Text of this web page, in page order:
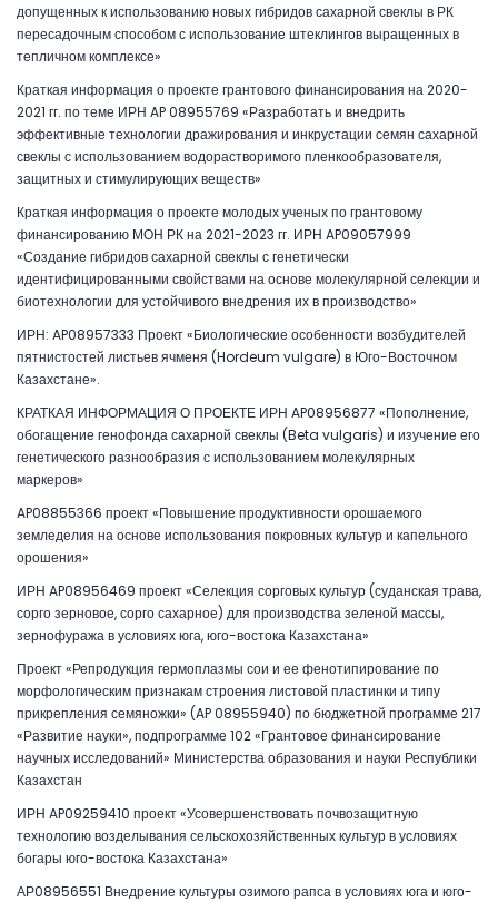
допущенных к использованию новых гибридов сахарной свеклы в РК
пересадочным способом с использование штеклингов выращенных в
тепличном комплексе»
Краткая информация о проекте грантового финансирования на 2020-
2021 гг. по теме ИРН AP 08955769 «Разработать и внедрить
эффективные технологии дражирования и инкрустации семян сахарной
свеклы с использованием водорастворимого пленкообразователя,
защитных и стимулирующих веществ»
Краткая информация о проекте молодых ученых по грантовому
финансированию МОН РК на 2021-2023 гг. ИРН AP09057999
«Создание гибридов сахарной свеклы с генетически
идентифицированными свойствами на основе молекулярной селекции и
биотехнологии для устойчивого внедрения их в производство»
ИРН: AP08957333 Проект «Биологические особенности возбудителей
пятнистостей листьев ячменя (Hordeum vulgare) в Юго-Восточном
Казахстане».
КРАТКАЯ ИНФОРМАЦИЯ О ПРОЕКТЕ ИРН AP08956877 «Пополнение,
обогащение генофонда сахарной свеклы (Beta vulgaris) и изучение его
генетического разнообразия с использованием молекулярных
маркеров»
AP08855366 проект «Повышение продуктивности орошаемого
земледелия на основе использования покровных культур и капельного
орошения»
ИРН AP08956469 проект «Селекция сорговых культур (суданская трава,
сорго зерновое, сорго сахарное) для производства зеленой массы,
зернофуража в условиях юга, юго-востока Казахстана»
Проект «Репродукция гермоплазмы сои и ее фенотипирование по
морфологическим признакам строения листовой пластинки и типу
прикрепления семяножки» (AP 08955940) по бюджетной программе 217
«Развитие науки», подпрограмме 102 «Грантовое финансирование
научных исследований» Министерства образования и науки Республики
Казахстан
ИРН AP09259410 проект «Усовершенствовать почвозащитную
технологию возделывания сельскохозяйственных культур в условиях
богары юго-востока Казахстана»
АР08956551 Внедрение культуры озимого рапса в условиях юга и юго-